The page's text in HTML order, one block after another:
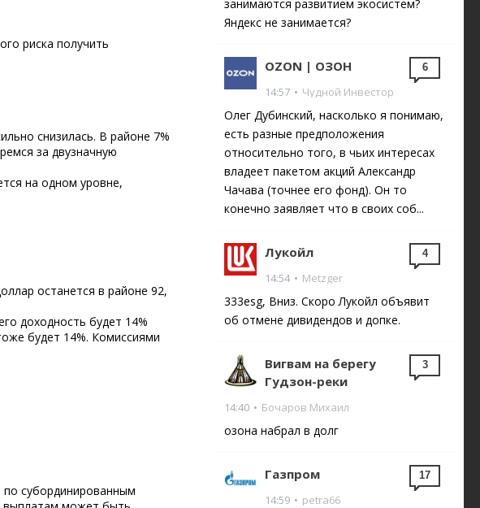
риска получить
снизилась. В районе 7%
за двузначную
на одном уровне,
останется в районе 92,
доходность будет 14%
будет 14%. Комиссиями
по субординированным
занимаются развитием экосистем?
Яндекс не занимается?
OZON | ОЗОН
14:57 • Чудной Инвестор
Олег Дубинский, насколько я понимаю,
есть разные предположения
относительно того, в чьих интересах
владеет пакетом акций Александр
Чачава (точнее его фонд). Он то
конечно заявляет что в своих соб...
6
Лукойл
14:54 • Metzger
333esg, Вниз. Скоро Лукойл объявит
об отмене дивидендов и допке.
4
Вигвам на берегу
Гудзон-реки
14:40 • Бочаров Михаил
озона набрал в долг
3
Газпром
14:59 • petra66
17